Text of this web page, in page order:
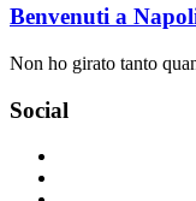
Benvenuti a
Non ho girato tanto
Social